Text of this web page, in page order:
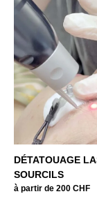
DÉTATOUAGE
SOURCILS
à partir de 200 CHF